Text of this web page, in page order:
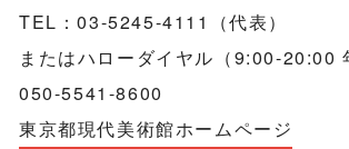
TEL：03-5245-4111（代表）
またはハローダイヤル（9:00-20:00
050-5541-8600
東京都現代美術館ホームページ